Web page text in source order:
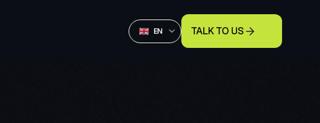
Select Language
English
EN TALK TO US